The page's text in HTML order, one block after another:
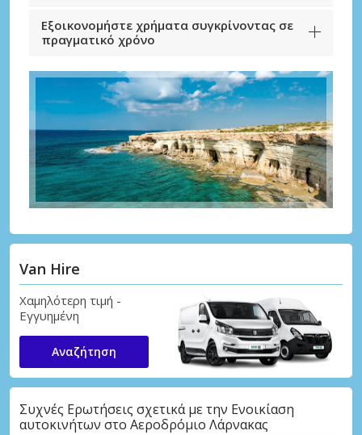
Εξοικονομήστε χρήματα συγκρίνοντας σε
πραγματικό χρόνο
Van Hire
Χαμηλότερη τιμή -
Εγγυημένη
Αναζήτηση
Συχνές Ερωτήσεις σχετικά με την Ενοικίαση
αυτοκινήτων στο Αεροδρόμιο Λάρνακας